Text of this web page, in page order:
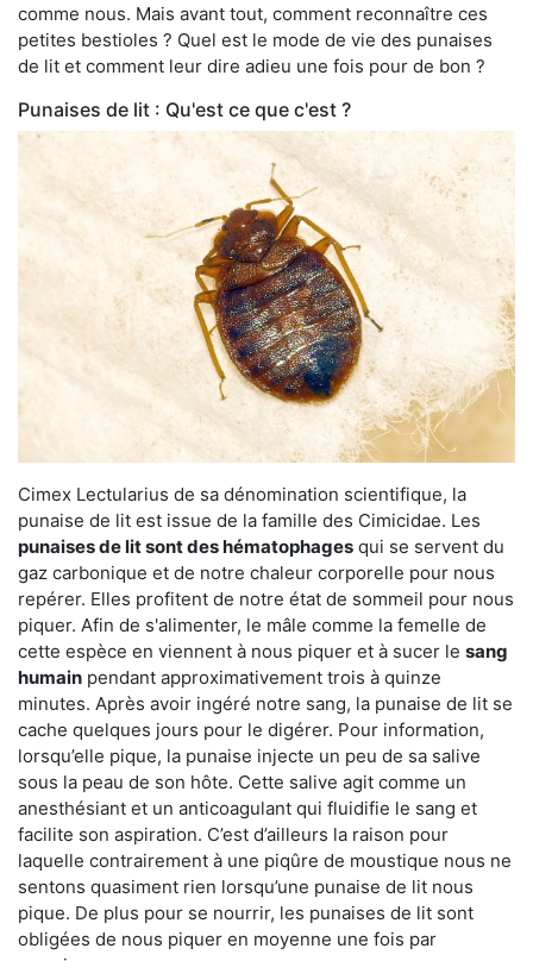
comme nous. Mais avant tout, comment reconnaître ces
petites bestioles ? Quel est le mode de vie des punaises
de lit et comment leur dire adieu une fois pour de bon ?
Punaises de lit : Qu'est ce que c'est ?
Cimex Lectularius de sa dénomination scientifique, la
punaise de lit est issue de la famille des Cimicidae. Les
punaises de lit sont des hématophages qui se servent du
gaz carbonique et de notre chaleur corporelle pour nous
repérer. Elles profitent de notre état de sommeil pour nous
piquer. Afin de s'alimenter, le mâle comme la femelle de
cette espèce en viennent à nous piquer et à sucer le sang
humain pendant approximativement trois à quinze
minutes. Après avoir ingéré notre sang, la punaise de lit se
cache quelques jours pour le digérer. Pour information,
lorsqu’elle pique, la punaise injecte un peu de sa salive
sous la peau de son hôte. Cette salive agit comme un
anesthésiant et un anticoagulant qui fluidifie le sang et
facilite son aspiration. C’est d’ailleurs la raison pour
laquelle contrairement à une piqûre de moustique nous ne
sentons quasiment rien lorsqu’une punaise de lit nous
pique. De plus pour se nourrir, les punaises de lit sont
obligées de nous piquer en moyenne une fois par